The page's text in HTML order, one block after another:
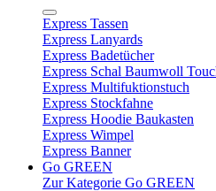
Express Tassen
Express Lanyards
Express Badetücher
Express Schal Baumwoll
Express Multifuktionstuch
Express Stockfahne
Express Hoodie Baukasten
Express Wimpel
Express Banner
Go GREEN
Zur Kategorie Go GREEN